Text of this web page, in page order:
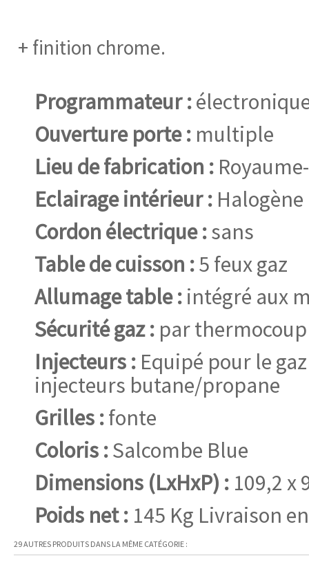
+ finition chrome.
Programmateur :
Ouverture porte : multiple
Lieu de fabrication :
Eclairage intérieur : Halogène
Cordon électrique :sans
Table de cuisson :5 feux gaz
Allumage table : intégré aux
Sécurité gaz : par
Injecteurs : Equipé pour le
injecteurs butane/propane
Grilles :fonte
Coloris :Salcombe Blue
Dimensions (LxHxP) : 109,2 x
Poids net : 145 Kg Livraison
29 AUTRES PRODUITS DANS LA MÊME CATÉGORIE :